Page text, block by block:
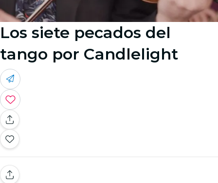
Los siete pecados del
tango por Candlelight